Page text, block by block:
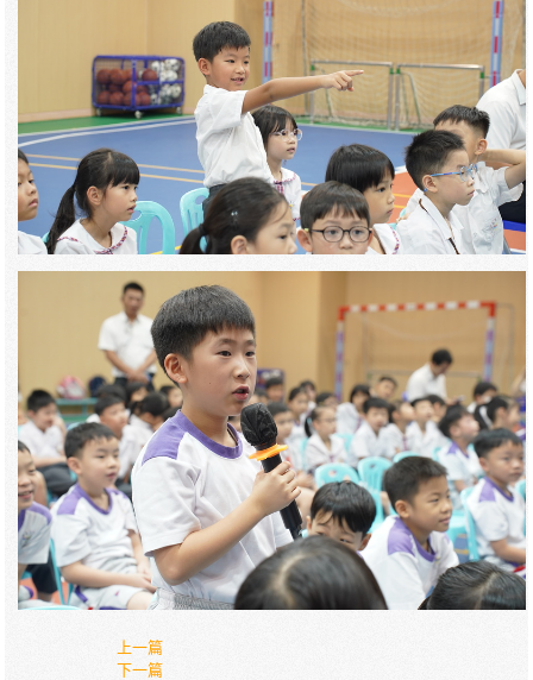
上一篇
下一篇